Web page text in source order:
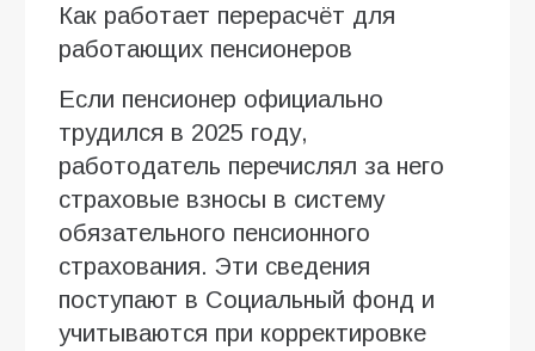
Как работает перерасчёт для
работающих пенсионеров
Если пенсионер официально
трудился в 2025 году,
работодатель перечислял за него
страховые взносы в систему
обязательного пенсионного
страхования. Эти сведения
поступают в Социальный фонд и
учитываются при корректировке